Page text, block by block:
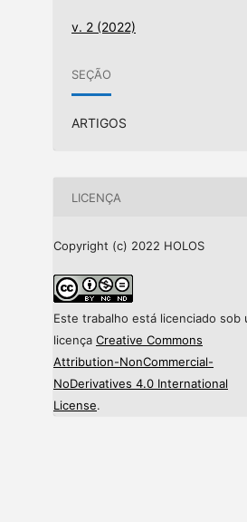
v. 2 (2022)
SEÇÃO
ARTIGOS
LICENÇA
Copyright (c) 2022 HOLOS
Este trabalho está licenciado sob
licença Creative Commons
Attribution-NonCommercial-
NoDerivatives 4.0 International
License.